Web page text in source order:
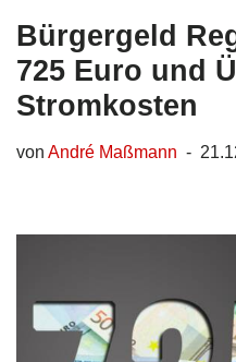
Bürgergeld
725 Euro und
Stromkosten
von André Maßmann